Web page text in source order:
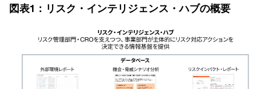
図表1：リスク・インテリジェンス・ハブの概要